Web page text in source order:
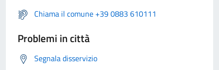
Chiama il comune +39 0883 610111
Problemi in città
Segnala disservizio